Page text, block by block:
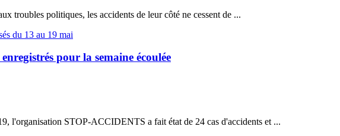
troubles politiques, les accidents de leur côté ne cessent de ...
pour la semaine écoulée
l'organisation STOP-ACCIDENTS a fait état de 24 cas d'accidents et ...